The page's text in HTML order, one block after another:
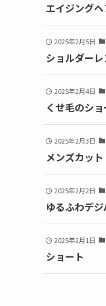
エイジング
2025年2月5日
ショルダー
2025年2月4日
くせ毛のショ
2025年2月3日
メンズカット
2025年2月2日
ゆるふわデジ
2025年2月1日
ショート